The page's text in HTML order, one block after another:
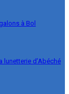
à Bol
lunetterie d’Abéché